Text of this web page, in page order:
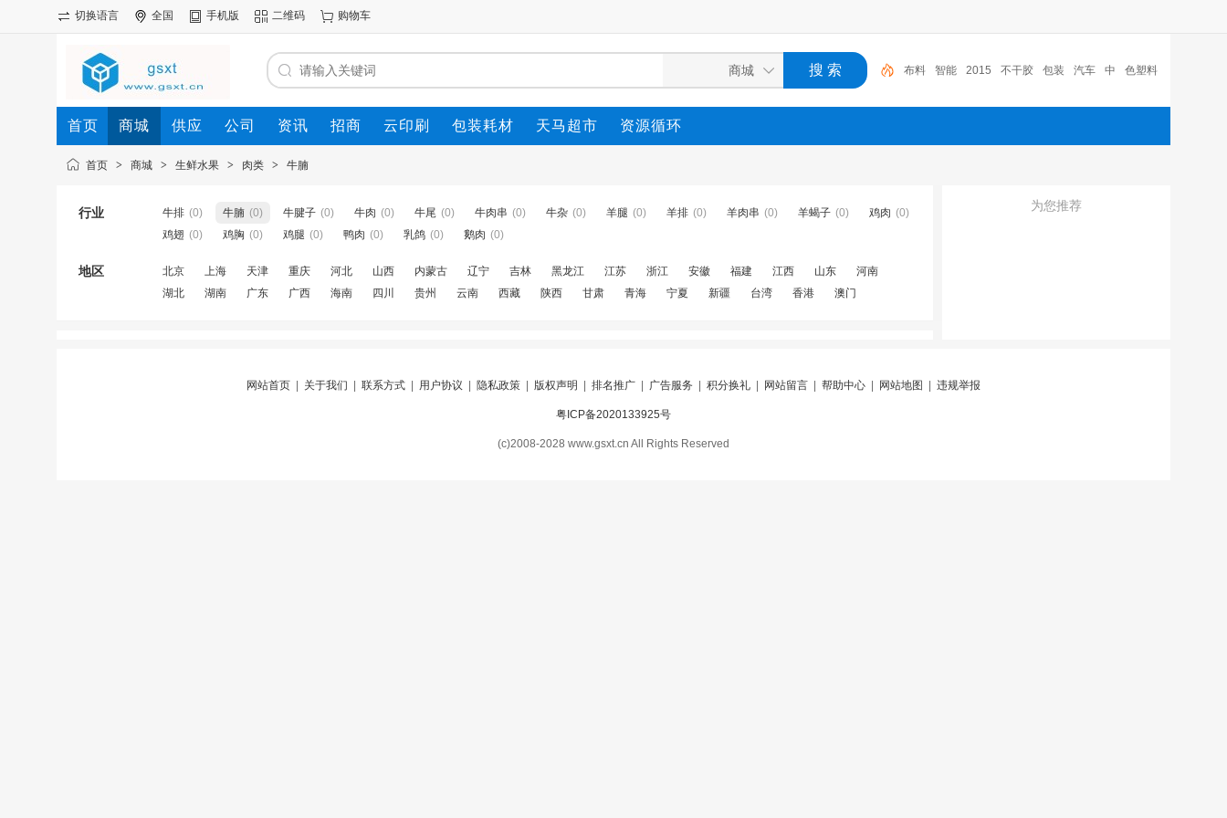
切换语言 全国 手机版 二维码 购物车
布料 智能 2015 不干胶 包装 汽车 中 色塑料
涂膜包装条 深圳市 广东
首页 商城 供应 公司 资讯 招商 云印刷 包装耗材 天马超市 资源循环
首页 > 商城 > 生鲜水果 > 肉类 > 牛腩
行业 牛排 (0) 牛腩 (0) 牛腱子 (0) 牛肉 (0) 牛尾 (0) 牛肉串 (0) 牛杂 (0) 羊腿 (0) 羊排 (0) 羊肉串 (0) 羊蝎子 (0) 鸡肉 (0)
鸡翅 (0) 鸡胸 (0) 鸡腿 (0) 鸭肉 (0) 乳鸽 (0) 鹅肉 (0)
地区 北京 上海 天津 重庆 河北 山西 内蒙古 辽宁 吉林 黑龙江 江苏 浙江 安徽 福建 江西 山东
河南
湖北
湖南 广东 广西 海南 四川 贵州 云南 西藏 陕西 甘肃 青海 宁夏 新疆 台湾 香港 澳门
为您推荐
网站首页 关于我们 联系方式 用户协议 隐私政策 版权声明 排名推广 广告服务 积分换礼 网站留言 帮助中心 网站地图 违规举报
粤ICP备2020133925号
(c)2008-2028 www.gsxt.cn All Rights Reserved